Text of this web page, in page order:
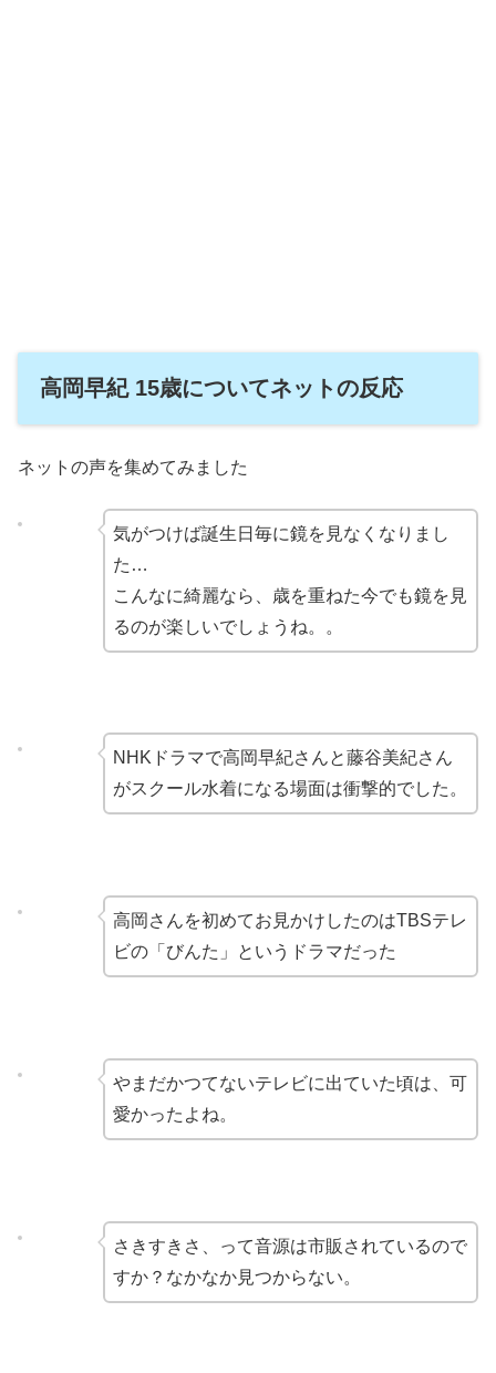
高岡早紀 15歳についてネットの反応
ネットの声を集めてみました
気がつけば誕生日毎に鏡を見なくなりまし
た…
こんなに綺麗なら、歳を重ねた今でも鏡を見
るのが楽しいでしょうね。。
NHKドラマで高岡早紀さんと藤谷美紀さん
がスクール水着になる場面は衝撃的でした。
高岡さんを初めてお見かけしたのはTBSテレ
ビの「びんた」というドラマだった
やまだかつてないテレビに出ていた頃は、可
愛かったよね。
さきすきさ、って音源は市販されているので
すか？なかなか見つからない。